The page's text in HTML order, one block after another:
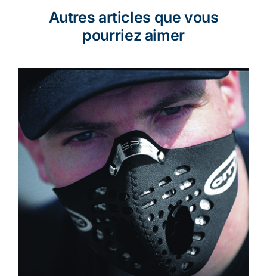
Autres articles que vous
pourriez aimer